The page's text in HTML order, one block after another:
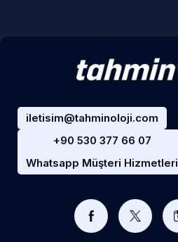
iletisim@tahminoloji.com
+90 530 377 66 07
Whatsapp Müşteri Hizmetleri